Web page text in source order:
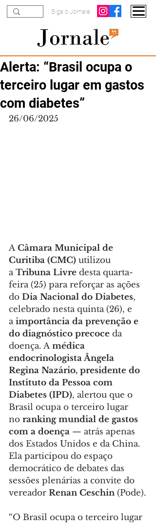
Siga o Jornale
Alerta: “Brasil ocupa o
terceiro lugar em gastos
com diabetes”
26/06/2025
A Câmara Municipal de
Curitiba (CMC) utilizou
a Tribuna Livre desta quarta-
feira (25) para reforçar as ações
do Dia Nacional do Diabetes,
celebrado nesta quinta (26), e
a importância da prevenção e
do diagnóstico precoce da
doença. A médica
endocrinologista Ângela
Regina Nazário, presidente do
Instituto da Pessoa com
Diabetes (IPD), alertou que o
Brasil ocupa o terceiro lugar
no ranking mundial de gastos
com a doença — atrás apenas
dos Estados Unidos e da China.
Ela participou do espaço
democrático de debates das
sessões plenárias a convite do
vereador Renan Ceschin (Pode).
“O Brasil ocupa o terceiro lugar